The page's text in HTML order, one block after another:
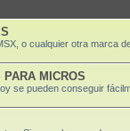
o cualquier otra marca
MICROS
se pueden conseguir